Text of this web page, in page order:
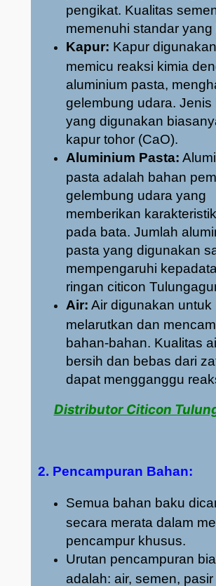
pengikat. Kualitas
memenuhi standar yang
Kapur: Kapur
memicu reaksi kimia
aluminium pasta,
gelembung udara. Jenis
yang digunakan
kapur tohor (CaO).
Aluminium Pasta:
pasta adalah bahan
gelembung udara yang
memberikan
pada bata. Jumlah
pasta yang digunakan
mempengaruhi
ringan citicon
Air: Air digunakan untuk
melarutkan dan
bahan-bahan. Kualitas
bersih dan bebas dari
dapat mengganggu
Distributor Citicon
2. Pencampuran Bahan:
Semua bahan baku
secara merata dalam
pencampur khusus.
Urutan pencampuran
adalah: air, semen, pasir